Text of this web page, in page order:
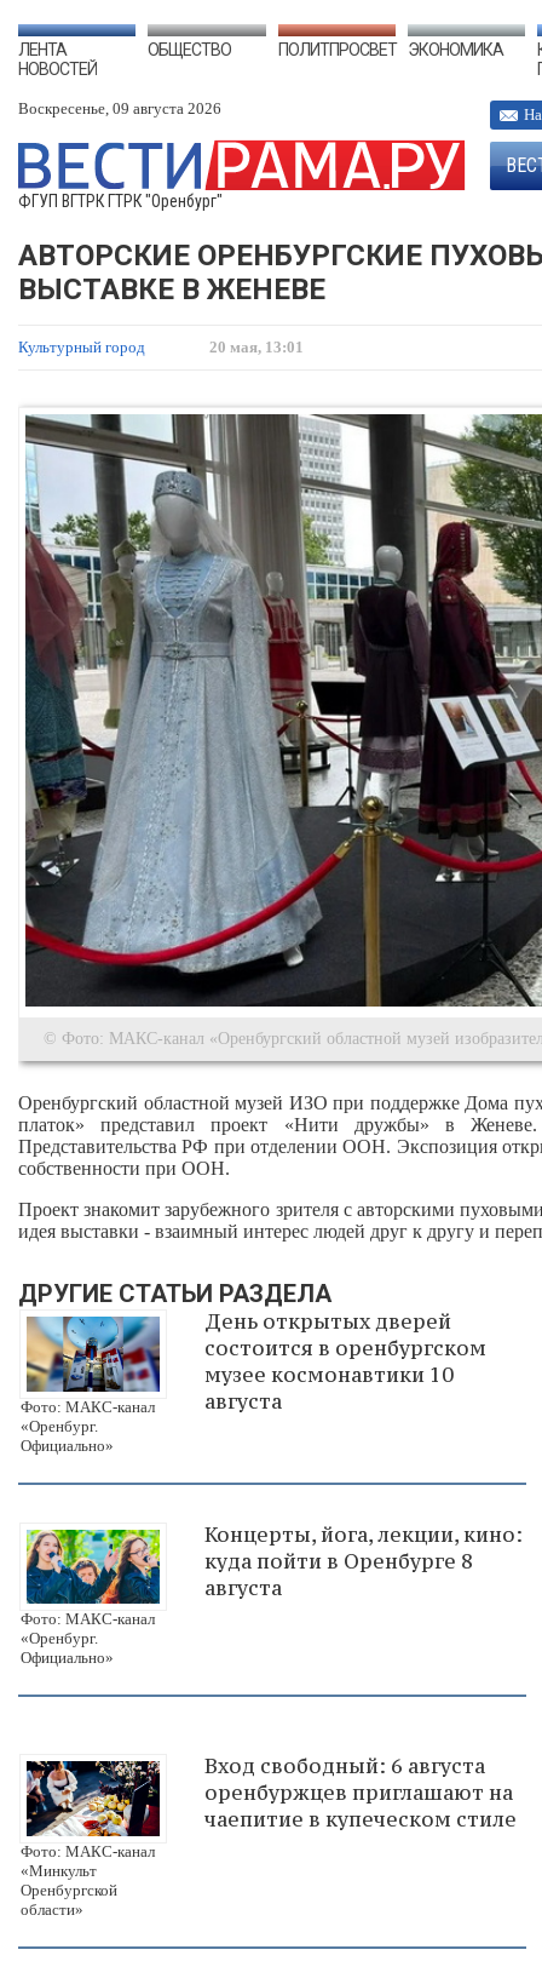
ЛЕНТА
НОВОСТЕЙ
ОБЩЕСТВО ПОЛИТПРОСВЕТ ЭКОНОМИКА
Воскресенье, 09 августа 2026
ФГУП ВГТРК ГТРК "Оренбург"
АВТОРСКИЕ ОРЕНБУРГСКИЕ
ВЫСТАВКЕ В ЖЕНЕВЕ
Культурный город 20 мая, 13:01
© Фото: МАКС-канал «Оренбургский областной музей
Оренбургский областной музей ИЗО при поддержке Дома
платок» представил проект «Нити дружбы» в
Представительства РФ при отделении ООН. Экспозиция
собственности при ООН.
Проект знакомит зарубежного зрителя с авторскими
идея выставки - взаимный интерес людей друг к другу и
ДРУГИЕ СТАТЬИ РАЗДЕЛА
Фото: МАКС-канал
«Оренбург.
Официально»
День открытых дверей
состоится в оренбургском
музее космонавтики 10
августа
Фото: МАКС-канал
«Оренбург.
Официально»
Концерты, йога, лекции, кино:
куда пойти в Оренбурге 8
августа
Фото: МАКС-канал
«Минкульт
Оренбургской
области»
Вход свободный: 6 августа
оренбуржцев приглашают на
чаепитие в купеческом стиле